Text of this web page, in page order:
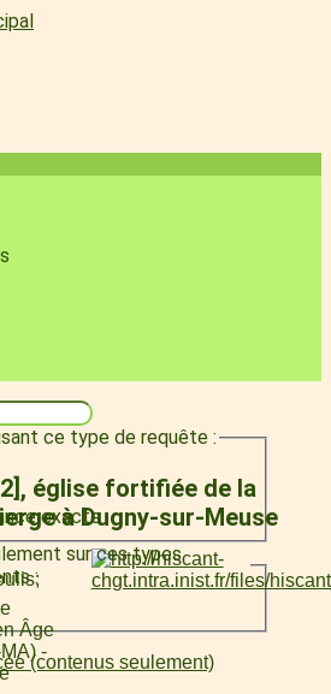
ce type de requête :
exacte
sur ces types
:
(contenus seulement)
église fortifiée de la
à Dugny-sur-Meuse
Âge
-